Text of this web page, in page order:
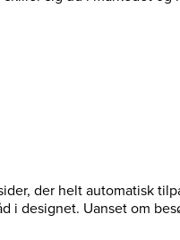
der helt automatisk
i designet. Uanset om